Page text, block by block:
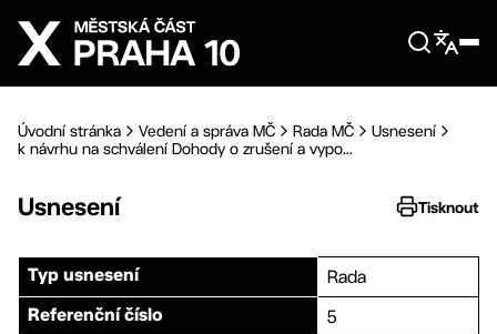
Přejít na hlavní obsah
Úvodní stránka Vedení a správa MČ Rada MČ
Usnesení
k návrhu na schválení Dohody o zrušení a vypo...
Usnesení Tisknout
Typ usnesení Rada
Referenční číslo 5